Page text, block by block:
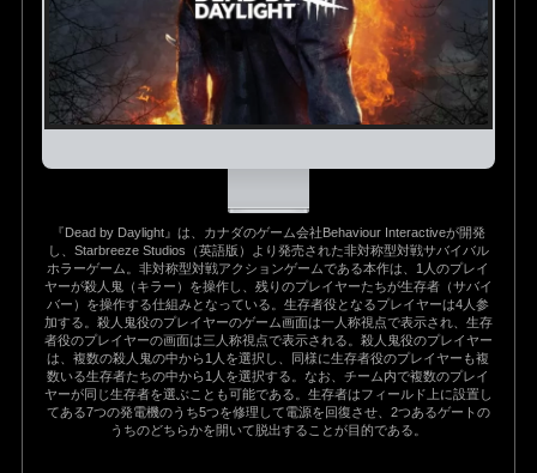
『Dead by Daylight』は、カナダのゲーム会社Behaviour Interactiveが開発
し、Starbreeze Studios（英語版）より発売された非対称型対戦サバイバル
ホラーゲーム。非対称型対戦アクションゲームである本作は、1人のプレイ
ヤーが殺人鬼（キラー）を操作し、残りのプレイヤーたちが生存者（サバイ
バー）を操作する仕組みとなっている。生存者役となるプレイヤーは4人参
加する。殺人鬼役のプレイヤーのゲーム画面は一人称視点で表示され、生存
者役のプレイヤーの画面は三人称視点で表示される。殺人鬼役のプレイヤー
は、複数の殺人鬼の中から1人を選択し、同様に生存者役のプレイヤーも複
数いる生存者たちの中から1人を選択する。なお、チーム内で複数のプレイ
ヤーが同じ生存者を選ぶことも可能である。生存者はフィールド上に設置し
てある7つの発電機のうち5つを修理して電源を回復させ、2つあるゲートの
うちのどちらかを開いて脱出することが目的である。